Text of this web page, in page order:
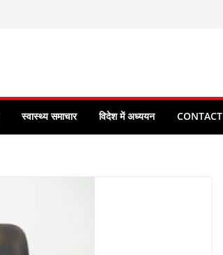
स्वास्थ्य समाचार विदेश में अध्ययन CONTACT